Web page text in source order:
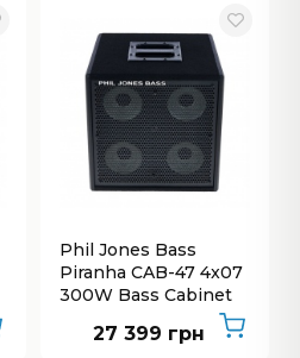
Phil Jones Bass
Piranha CAB-47 4x07
300W Bass Cabinet
27 399 грн